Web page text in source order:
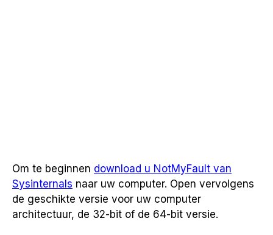
Om te beginnen download u NotMyFault van
Sysinternals naar uw computer. Open vervolgens
de geschikte versie voor uw computer
architectuur, de 32-bit of de 64-bit versie.